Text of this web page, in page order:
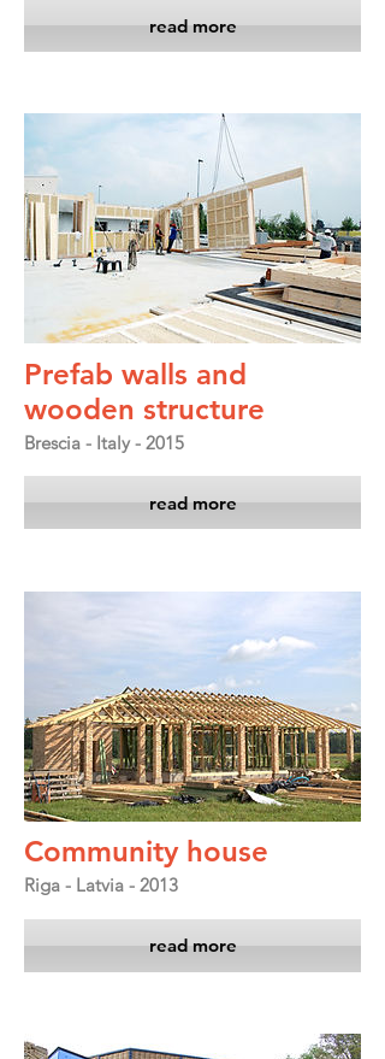
read more
Prefab walls and
wooden structure
Brescia - Italy - 2015
read more
Community house
Riga - Latvia - 2013
read more